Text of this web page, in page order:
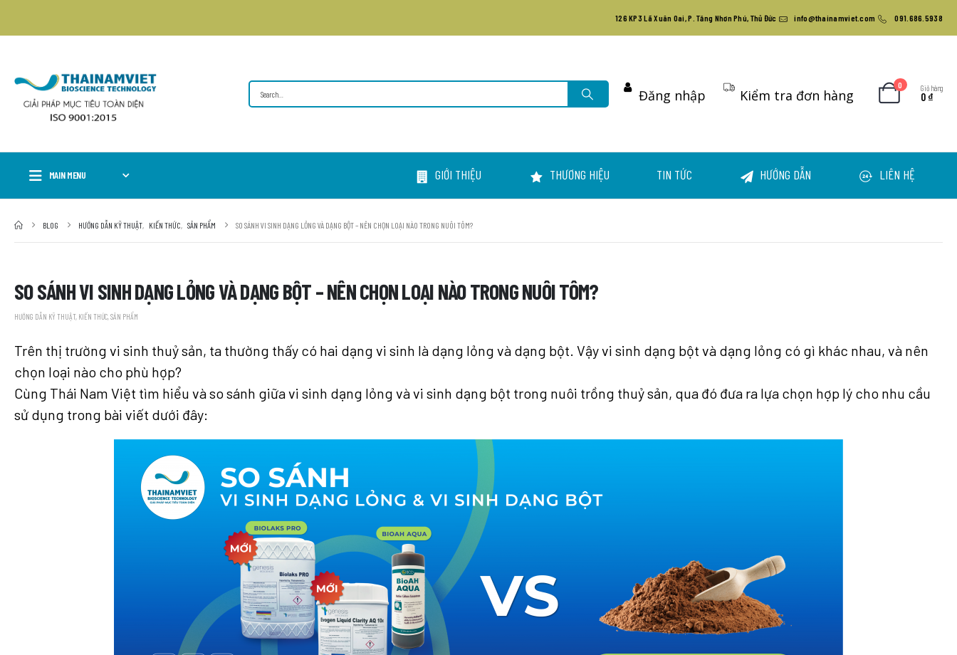
126 KP3 Lã Xuân Oai, P. Tăng Nhơn Phú, Thủ Đức info@thainamviet.com 091.686.5938
Đăng nhập Kiểm tra đơn hàng
0 Giỏ hàng
0 ₫
MAIN MENU GIỚI THIỆU THƯƠNG HIỆU TIN TỨC HƯỚNG DẪN LIÊN HỆ
BLOG HƯỚNG DẪN KỸ THUẬT, KIẾN THỨC, SẢN PHẨM SO SÁNH VI SINH DẠNG LỎNG VÀ DẠNG BỘT – NÊN CHỌN LOẠI NÀO TRONG NUÔI TÔM?
SO SÁNH VI SINH DẠNG LỎNG VÀ DẠNG BỘT – NÊN CHỌN LOẠI NÀO TRONG NUÔI TÔM?
HƯỚNG DẪN KỸ THUẬT, KIẾN THỨC,SẢN PHẨM
Trên thị trường vi sinh thuỷ sản, ta thường thấy có hai dạng vi sinh là dạng lỏng và dạng bột. Vậy vi sinh dạng bột và dạng lỏng có gì khác nhau, và nên
chọn loại nào cho phù hợp?
Cùng Thái Nam Việt tìm hiểu và so sánh giữa vi sinh dạng lỏng và vi sinh dạng bột trong nuôi trồng thuỷ sản, qua đó đưa ra lựa chọn hợp lý cho nhu cầu
sử dụng trong bài viết dưới đây: